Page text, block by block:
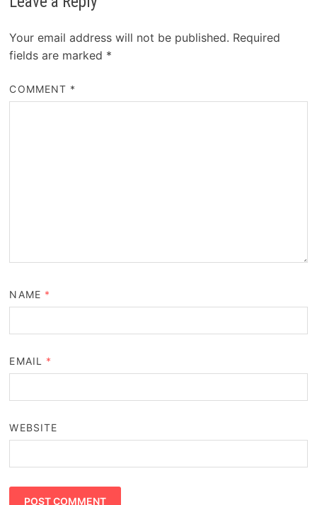
Your email address will not be published. Required
fields are marked *
COMMENT *
NAME *
EMAIL *
WEBSITE